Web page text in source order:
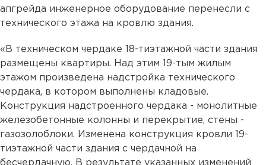
апгрейда инженерное оборудование перенесли с
технического этажа на кровлю здания.
«В техническом чердаке 18-тиэтажной части здания
размещены квартиры. Над этим 19-тым жилым
этажом произведена надстройка технического
чердака, в котором выполнены кладовые.
Конструкция надстроенного чердака - монолитные
железобетонные колонны и перекрытие, стены -
газозолоблоки. Изменена конструкция кровли 19-
тиэтажной части здания с чердачной на
бесчердачную. В результате указанных изменений